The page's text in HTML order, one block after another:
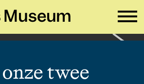
Museum
twee